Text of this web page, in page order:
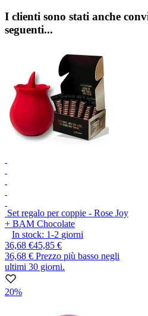
I clienti sono stati anche
seguenti...
Set regalo per coppie - Rose Joy
+ BAM Chocolate
In stock: 1-2 giorni
36,68 €45,85 €
36,68 € Prezzo più basso negli
ultimi 30 giorni.
20%